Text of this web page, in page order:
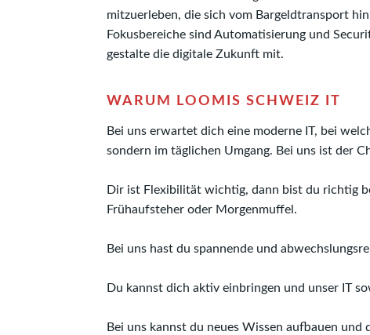
mitzuerleben, die sich vom Bargeldtransport
Fokusbereiche sind Automatisierung und
gestalte die digitale Zukunft mit.
WARUM LOOMIS SCHWEIZ IT
Bei uns erwartet dich eine moderne IT, bei
sondern im täglichen Umgang. Bei uns ist der
Dir ist Flexibilität wichtig, dann bist du richtig
Frühaufsteher oder Morgenmuffel.
Bei uns hast du spannende und
Du kannst dich aktiv einbringen und unser IT
Bei uns kannst du neues Wissen aufbauen